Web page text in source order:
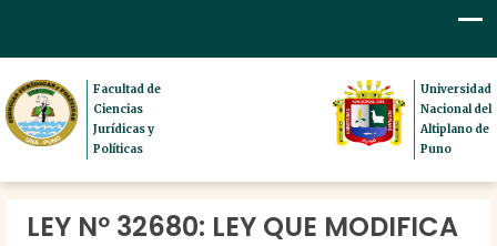
Facultad de
Ciencias
Jurídicas y
Políticas
Universidad
Nacional del
Altiplano de
Puno
LEY Nº 32680: LEY QUE MODIFICA